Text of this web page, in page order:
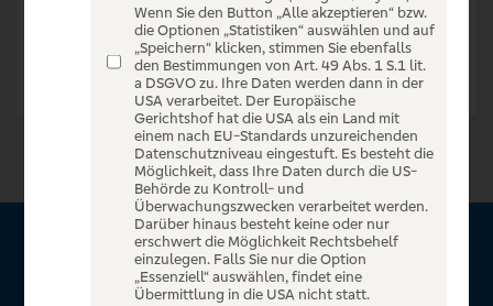
Über VR Entertain
Wenn Sie den Button „Alle akzeptieren“ bzw.
die Optionen „Statistiken“ auswählen und auf
„Speichern“ klicken, stimmen Sie ebenfalls
den Bestimmungen von Art. 49 Abs. 1 S.1 lit.
a DSGVO zu. Ihre Daten werden dann in der
USA verarbeitet. Der Europäische
Gerichtshof hat die USA als ein Land mit
einem nach EU-Standards unzureichenden
Datenschutzniveau eingestuft. Es besteht die
Möglichkeit, dass Ihre Daten durch die US-
Behörde zu Kontroll- und
Überwachungszwecken verarbeitet werden.
Darüber hinaus besteht keine oder nur
erschwert die Möglichkeit Rechtsbehelf
einzulegen. Falls Sie nur die Option
„Essenziell“ auswählen, findet eine
Übermittlung in die USA nicht statt.